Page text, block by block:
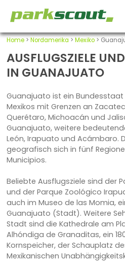
Home> Nordamerika > Mexiko>
AUSFLUGSZIELE
IN GUANAJUATO
Guanajuato ist ein
Mexikos mit Grenzen an
Querétaro, Michoacán und
Guanajuato, weitere
León, Irapuato und Acámbaro.
geografisch sich in fünf
Municipios.
Beliebte Ausflugsziele sind der
und der Parque Zoológico
auch im Museo de las Momia,
Guanajuato (Stadt). Weitere
Stadt sind die Kathedrale am
Alhóndiga de Granaditas, ein
Kornspeicher, der Schauplatz
Mexikanischen